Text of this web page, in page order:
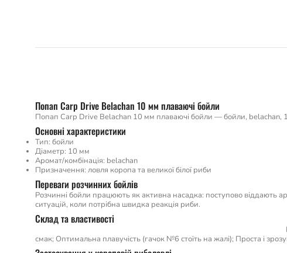
Попап Carp Drive Belachan 10 мм плаваючі бойли
Попап Carp Drive Belachan 10 мм плаваючі бойли — бойли, belachan,
Основні характеристики
Тип: бойли
Діаметр: 10 мм
Аромат/комбінація: belachan
Призначення: ловля коропа та великої білої риби
Переваги розчинних бойлів
Розчинні бойли працюють як активна насадка: поступово віддають
ситуацій, коли потрібна швидка реакція риби.
Склад та властивості
смак; Оптимальна плавучість (гачок №6 стоїть на жалі); Проста і